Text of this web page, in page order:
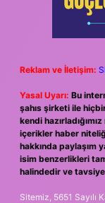
Reklam ve İletişim:
Yasal Uyarı: Bu
şahıs şirketi ile
kendi
içerikler haber
hakkında paylaşım
isim benzerlikleri
halindedir ve
Sitemiz, 5651 Sayılı